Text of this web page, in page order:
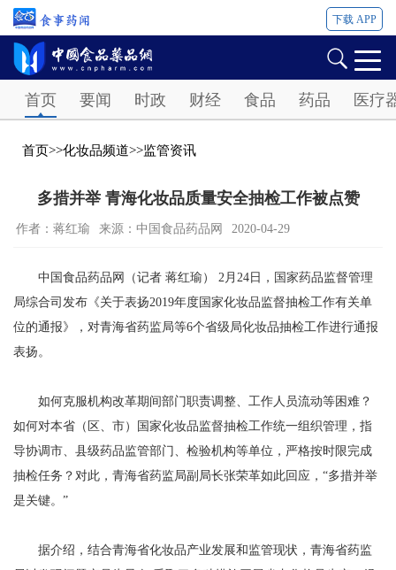
下载 APP
首页 要闻 时政 财经 食品 药品 医疗
首页>>化妆品频道>>监管资讯
多措并举 青海化妆品质量安全抽检工作被点赞
作者：蒋红瑜 来源：中国食品药品网 2020-04-29
中国食品药品网（记者 蒋红瑜） 2月24日，国家药品监督管理
局综合司发布《关于表扬2019年度国家化妆品监督抽检工作有关单
位的通报》，对青海省药监局等6个省级局化妆品抽检工作进行通报
表扬。
如何克服机构改革期间部门职责调整、工作人员流动等困难？
如何对本省（区、市）国家化妆品监督抽检工作统一组织管理，指
导协调市、县级药品监管部门、检验机构等单位，严格按时限完成
抽检任务？对此，青海省药监局副局长张荣革如此回应，“多措并举
是关键。”
据介绍，结合青海省化妆品产业发展和监管现状，青海省药监